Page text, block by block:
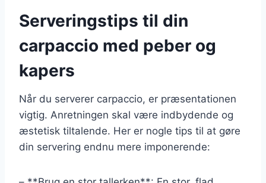
Serveringstips til din
carpaccio med peber og
kapers
Når du serverer carpaccio, er præsentationen
vigtig. Anretningen skal være indbydende og
æstetisk tiltalende. Her er nogle tips til at gøre
din servering endnu mere imponerende: